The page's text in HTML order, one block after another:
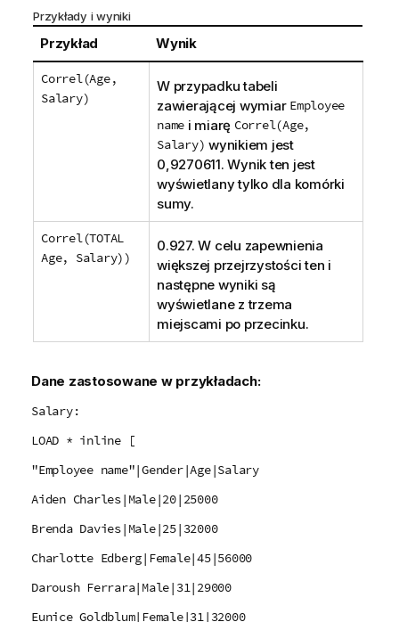
Przykłady i wyniki
Przykład Wynik
Correl(Age,
Salary)
W przypadku tabeli
zawierającej wymiar Employee
name i miarę Correl(Age,
Salary) wynikiem jest
0,9270611. Wynik ten jest
wyświetlany tylko dla komórki
sumy.
Correl(TOTAL
Age, Salary))
0.927. W celu zapewnienia
większej przejrzystości ten i
następne wyniki są
wyświetlane z trzema
miejscami po przecinku.
Dane zastosowane w przykładach:
Salary:
LOAD * inline [
"Employee name"|Gender|Age|Salary
Aiden Charles|Male|20|25000
Brenda Davies|Male|25|32000
Charlotte Edberg|Female|45|56000
Daroush Ferrara|Male|31|29000
Eunice Goldblum|Female|31|32000